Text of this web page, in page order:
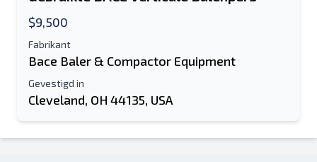
$9,500
Fabrikant
Bace Baler & Compactor Equipment
Gevestigd in
Cleveland, OH 44135, USA